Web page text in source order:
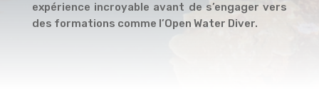
expérience incroyable avant de s’engager vers
des formations comme l’Open Water Diver.